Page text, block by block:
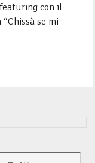
con il
se mi